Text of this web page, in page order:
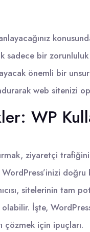
sadece bir
önemli bir
web sitenizi
WP
ziyaretçi
sitelerinin tam
İşte, WordPress
çözmek için ipuçları.